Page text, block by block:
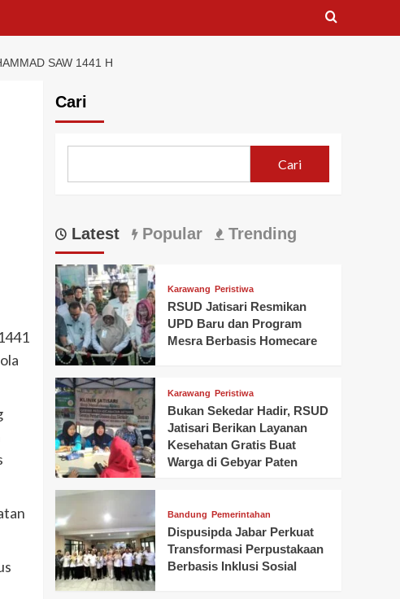
SAW 1441 H
Cari
Cari
Latest Popular Trending
Karawang Peristiwa
RSUD Jatisari Resmikan
UPD Baru dan Program
Mesra Berbasis Homecare
Karawang Peristiwa
Bukan Sekedar Hadir, RSUD
Jatisari Berikan Layanan
Kesehatan Gratis Buat
Warga di Gebyar Paten
Bandung Pemerintahan
Dispusipda Jabar Perkuat
Transformasi Perpustakaan
Berbasis Inklusi Sosial